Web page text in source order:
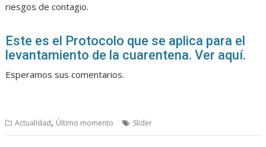
riesgos de contagio.
Este es el Protocolo que se aplica para el
levantamiento de la cuarentena. Ver aquí.
Esperamos sus comentarios.
Actualidad, Último momento Slider